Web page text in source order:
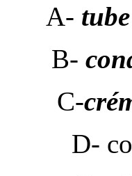
A-
B-
C-
D-